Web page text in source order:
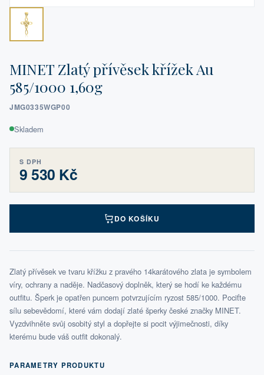
MINET Zlatý přívěsek křížek Au
585/1000 1,60g
JMG0335WGP00
Skladem
S DPH
9 530 Kč
DO KOŠÍKU
Zlatý přívěsek ve tvaru křížku z pravého 14karátového zlata je symbolem
víry, ochrany a naděje. Nadčasový doplněk, který se hodí ke každému
outfitu. Šperk je opatřen puncem potvrzujícím ryzost 585/1000. Pociťte
sílu sebevědomí, které vám dodají zlaté šperky české značky MINET.
Vyzdvihněte svůj osobitý styl a dopřejte si pocit výjimečnosti, díky
kterému bude váš outfit dokonalý.
PARAMETRY PRODUKTU